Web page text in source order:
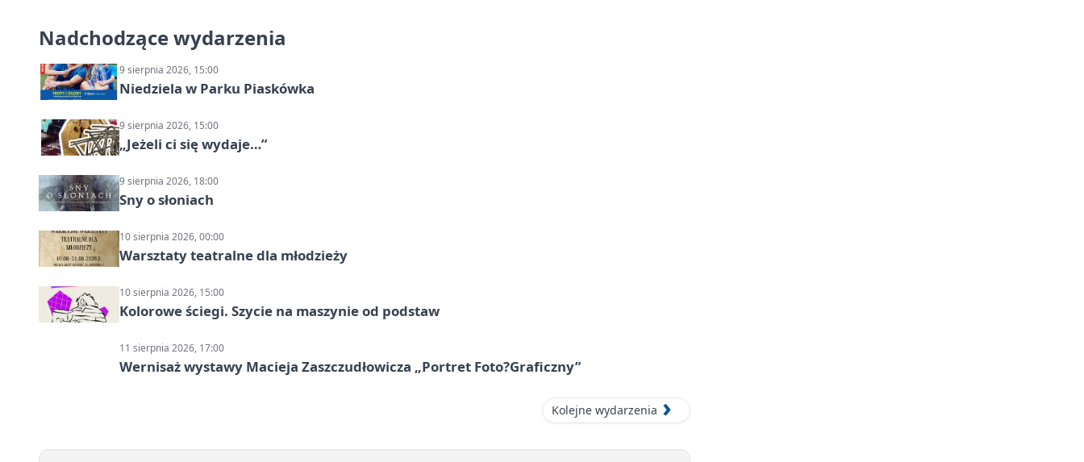
Nadchodzące wydarzenia
9 sierpnia 2026, 15:00
Niedziela w Parku Piaskówka
9 sierpnia 2026, 15:00
„Jeżeli ci się wydaje…”
9 sierpnia 2026, 18:00
Sny o słoniach
10 sierpnia 2026, 00:00
Warsztaty teatralne dla młodzieży
10 sierpnia 2026, 15:00
Kolorowe ściegi. Szycie na maszynie od podstaw
11 sierpnia 2026, 17:00
Wernisaż wystawy Macieja Zaszczudłowicza „Portret Foto?Graficzny”
Kolejne wydarzenia